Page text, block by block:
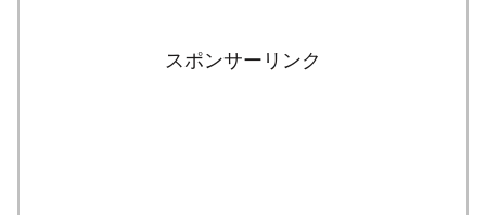
スポンサーリンク